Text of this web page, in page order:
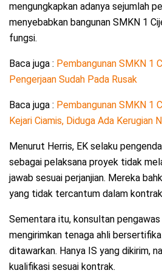
mengungkapkan adanya sejumlah
menyebabkan bangunan SMKN 1
fungsi.
Baca juga : Pembangunan SMKN 1
Pengerjaan Sudah Pada Rusak
Baca juga : Pembangunan SMKN 1
Kejari Ciamis, Diduga Ada Kerugian
Menurut Herris, EK selaku
sebagai pelaksana proyek tidak
jawab sesuai perjanjian. Mereka
yang tidak tercantum dalam
Sementara itu, konsultan
mengirimkan tenaga ahli
ditawarkan. Hanya IS yang dikirim,
kualifikasi sesuai kontrak.